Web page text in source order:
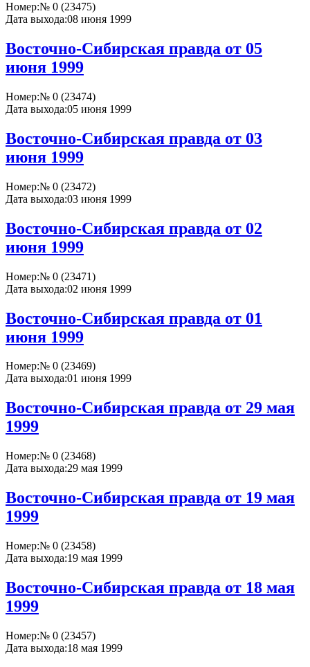
Номер:№ 0 (23475)
Дата выхода:08 июня 1999
Восточно-Сибирская правда от 05
июня 1999
Номер:№ 0 (23474)
Дата выхода:05 июня 1999
Восточно-Сибирская правда от 03
июня 1999
Номер:№ 0 (23472)
Дата выхода:03 июня 1999
Восточно-Сибирская правда от 02
июня 1999
Номер:№ 0 (23471)
Дата выхода:02 июня 1999
Восточно-Сибирская правда от 01
июня 1999
Номер:№ 0 (23469)
Дата выхода:01 июня 1999
Восточно-Сибирская правда от 29 мая
1999
Номер:№ 0 (23468)
Дата выхода:29 мая 1999
Восточно-Сибирская правда от 19 мая
1999
Номер:№ 0 (23458)
Дата выхода:19 мая 1999
Восточно-Сибирская правда от 18 мая
1999
Номер:№ 0 (23457)
Дата выхода:18 мая 1999